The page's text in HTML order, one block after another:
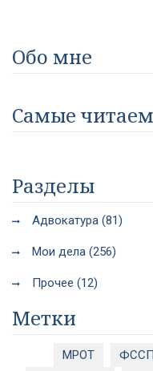
Обо мне
Самые
Разделы
Адвокатура (81)
Мои дела (256)
Прочее (12)
Метки
МРОТ ФССП